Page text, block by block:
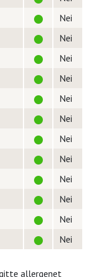
Nei
Nei
Nei
Nei
Nei
Nei
Nei
Nei
Nei
Nei
Nei
Nei
allergenet